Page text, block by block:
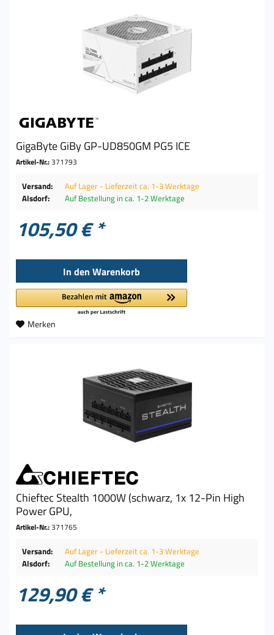
GigaByte GiBy GP-UD850GM PG5 ICE
Artikel-Nr.:371793
Versand:
Auf Lager - Lieferzeit ca. 1-3 Werktage
Alsdorf:
Auf Bestellung in ca. 1-2 Werktage
105,50 € *
In den Warenkorb
Merken
Chieftec Stealth 1000W (schwarz, 1x 12-Pin High
Power GPU,
Artikel-Nr.:371765
Versand:
Auf Lager - Lieferzeit ca. 1-3 Werktage
Alsdorf:
Auf Bestellung in ca. 1-2 Werktage
129,90 € *